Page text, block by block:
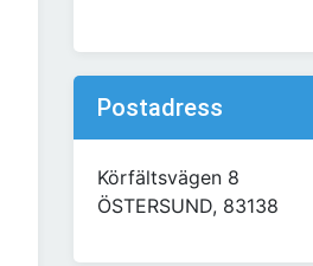
Postadress
Körfältsvägen 8
ÖSTERSUND, 83138